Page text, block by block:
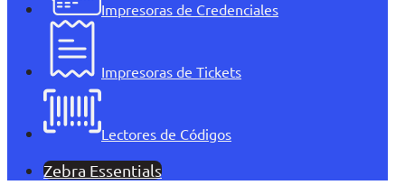
Impresoras de Credenciales
Impresoras de Tickets
Lectores de Códigos
Zebra Essentials